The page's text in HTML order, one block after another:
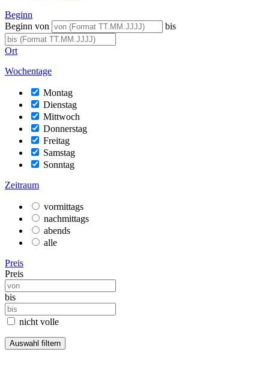
Beginn
Beginn von
bis
Ort
Wochentage
Montag
Dienstag
Mittwoch
Donnerstag
Freitag
Samstag
Sonntag
Zeitraum
vormittags
nachmittags
abends
alle
Preis
Preis
bis
nicht volle